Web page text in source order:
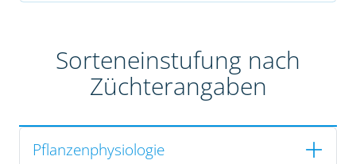
Sorteneinstufung nach
Züchterangaben
Pflanzenphysiologie